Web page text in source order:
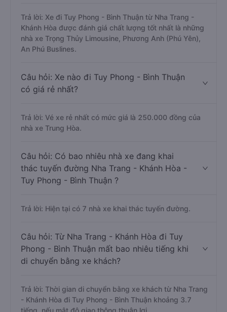
Trả lời: Xe đi Tuy Phong - Bình Thuận từ Nha Trang -
Khánh Hòa được đánh giá chất lượng tốt nhất là những
nhà xe Trọng Thủy Limousine, Phương Anh (Phú Yên),
An Phú Buslines.
Câu hỏi: Xe nào đi Tuy Phong - Bình Thuận
có giá rẻ nhất?
Trả lời: Vé xe rẻ nhất có mức giá là 250.000 đồng của
nhà xe Trung Hòa.
Câu hỏi: Có bao nhiêu nhà xe đang khai
thác tuyến đường Nha Trang - Khánh Hòa -
Tuy Phong - Bình Thuận ?
Trả lời: Hiện tại có 7 nhà xe khai thác tuyến đường.
Câu hỏi: Từ Nha Trang - Khánh Hòa đi Tuy
Phong - Bình Thuận mất bao nhiêu tiếng khi
di chuyển bằng xe khách?
Trả lời: Thời gian di chuyển bằng xe khách từ Nha Trang
- Khánh Hòa đi Tuy Phong - Bình Thuận khoảng 3.7
tiếng, nếu mật độ giao thông thuận lợi.